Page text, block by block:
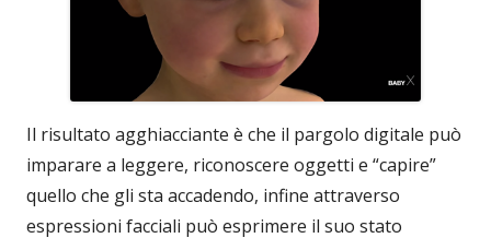
Il risultato agghiacciante è che il pargolo digitale può
imparare a leggere, riconoscere oggetti e “capire”
quello che gli sta accadendo, infine attraverso
espressioni facciali può esprimere il suo stato